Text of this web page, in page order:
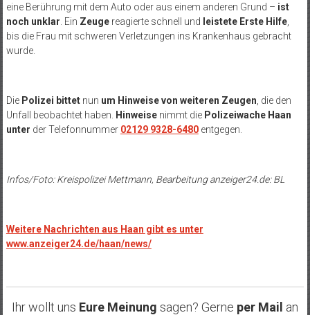
eine Berührung mit dem Auto oder aus einem anderen Grund – ist
noch unklar . Ein Zeugereagierte schnell und leistete Erste Hilfe,
bis die Frau mit schweren Verletzungen ins Krankenhaus gebracht
wurde.
Die Polizei bittetnun um Hinweise von weiteren Zeugen , die den
Unfall beobachtet haben.
Hinweisenimmt die Polizeiwache Haan
unter der Telefonnummer 02129 9328-6480entgegen.
Infos/Foto: Kreispolizei Mettmann, Bearbeitung anzeiger24.de: BL
Weitere Nachrichten aus Haan gibt es unter
www.anzeiger24.de/haan/news/
Ihr wollt uns Eure Meinung sagen? Gerne per Mail an